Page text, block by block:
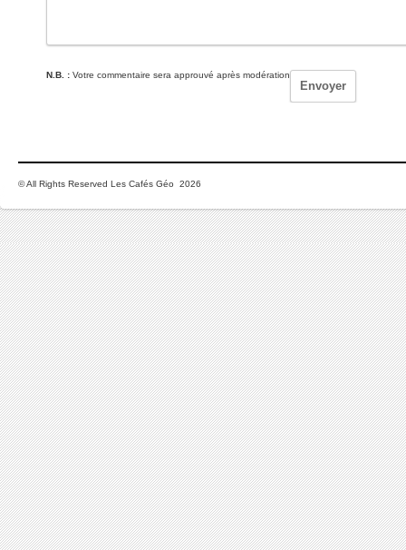
N.B. : Votre commentaire sera approuvé après modération
© All Rights Reserved Les Cafés Géo 2026